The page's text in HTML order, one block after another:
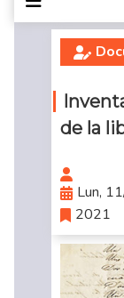
de la
Lun,
2021